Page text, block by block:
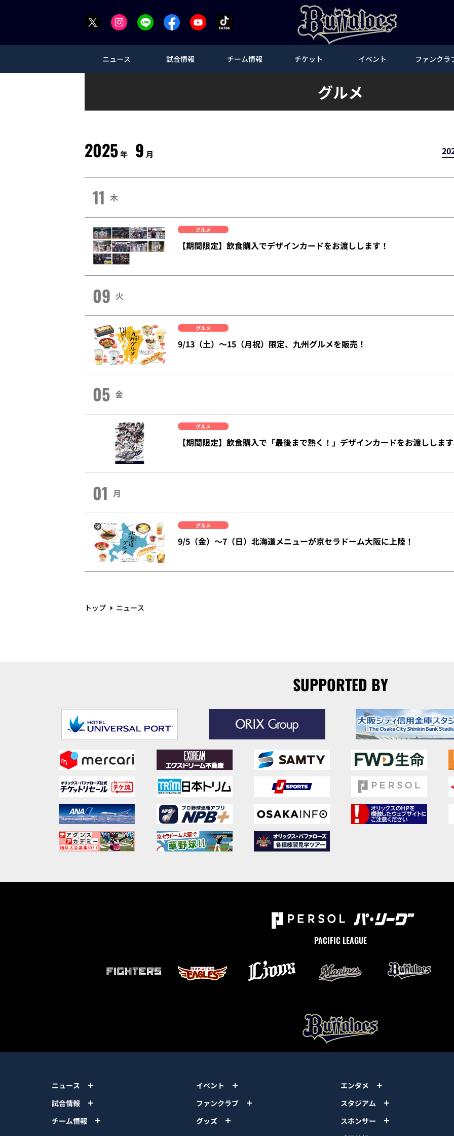
ニュース 試合情報 チーム情報 チケット イベント ファンクラ
グルメ
2025年 9 月
11 木
グルメ
【期間限定】飲食購入でデザインカードをお渡しします！
09 火
グルメ
9/13（土）～15（月祝）限定、九州グルメを販売！
05 金
グルメ
【期間限定】飲食購入で「最後まで熱く！」デザインカードをお渡ししま
01 月
グルメ
9/5（金）～7（日）北海道メニューが京セラドーム大阪に上陸！
トップ ニュース
SUPPORTED BY
PACIFIC LEAGUE
ニュース
試合情報
チーム情報
イベント
ファンクラブ
グッズ
エンタメ
スタジアム
スポンサー